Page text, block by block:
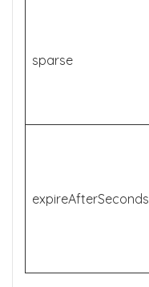
sparse
expireAfterSeconds